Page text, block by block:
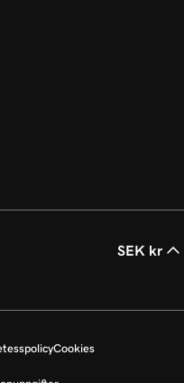
SEK kr
Cookies